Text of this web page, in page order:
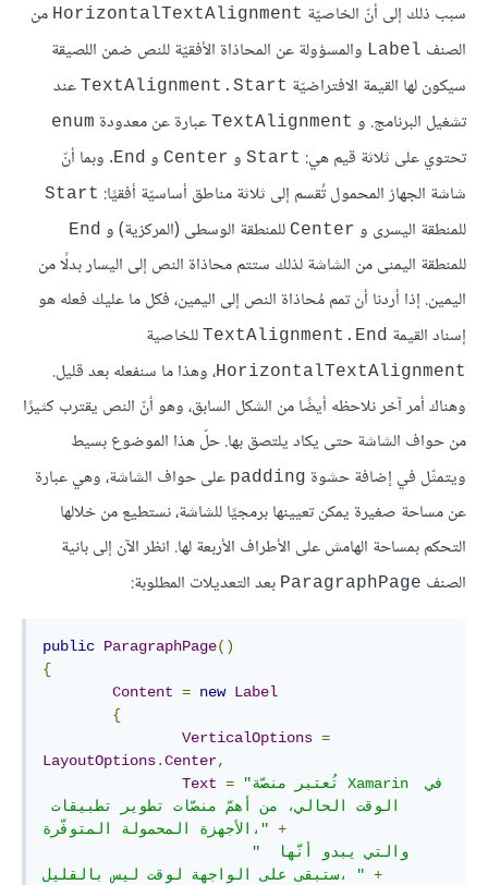
سبب ذلك إلى أنّ الخاصيّة HorizontalTextAlignment من
الصنف Label والمسؤولة عن المحاذاة الأفقيّة للنص ضمن اللصيقة
سيكون لها القيمة الافتراضيّة TextAlignment.Start عند
تشغيل البرنامج. و TextAlignment عبارة عن معدودة enum
تحتوي على ثلاثة قيم هي: Start و Center و End. وبما أنّ
شاشة الجهاز المحمول تُقسم إلى ثلاثة مناطق أساسيّة أفقيًا: Start
للمنطقة اليسرى و Center للمنطقة الوسطى (المركزية) و End
للمنطقة اليمنى من الشاشة لذلك ستتم محاذاة النص إلى اليسار بدلًا من
اليمين. إذا أردنا أن تمم مُحاذاة النص إلى اليمين، فكل ما عليك فعله هو
إسناد القيمة TextAlignment.End للخاصية
HorizontalTextAlignment، وهذا ما سنفعله بعد قليل.
وهناك أمر آخر نلاحظه أيضًا من الشكل السابق، وهو أنّ النص يقترب كثيرًا
من حواف الشاشة حتى يكاد يلتصق بها. حلّ هذا الموضوع بسيط
ويتمثّل في إضافة حشوة padding على حواف الشاشة، وهي عبارة
عن مساحة صغيرة يمكن تعيينها برمجيًا للشاشة، نستطيع من خلالها
التحكم بمساحة الهامش على الأطراف الأربعة لها. انظر الآن إلى بانية
الصنف ParagraphPage بعد التعديلات المطلوبة:
public ParagraphPage()
{
Content = new Label
{
VerticalOptions =
LayoutOptions.Center,
Text =
"تُعتبر منصّة Xamarin في
الأجهزة المحمولة المتوفّرة،" +
" والتي يبدو أنّها
ستبقى على الواجهة لوقت ليس بالقليل، " +